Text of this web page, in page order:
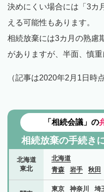
決めにくい場合には「3カ
える可能性もあります。
相続放棄には3カ月の熟慮
がありますが、半面、慎
（記事は2020年2月1日時
「相続会議」の
相続放棄の手続き
北海道
東北
北海道
青森
岩手 秋田
東京 神奈川 埼